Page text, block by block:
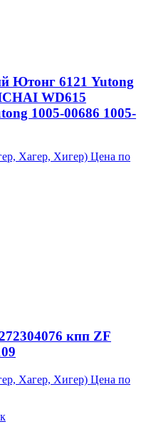
Ютонг 6121 Yutong
WD615
1005-00686 1005-
Хагер, Хигер) Цена по
кпп ZF
Хагер, Хигер) Цена по